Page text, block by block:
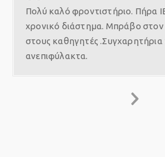
Πολύ καλό φροντιστήριο. Πήρα
χρονικό διάστημα. Μπράβο στον
στους καθηγητές
ανεπιφύλακτα.